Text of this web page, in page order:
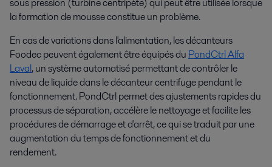
sous pression (turbine centripète) qui peut être utilisée lorsque
la formation de mousse constitue un problème.
En cas de variations dans l'alimentation, les décanteurs
Foodecpeuvent également être équipés du PondCtrl Alfa
Laval, un système automatisé permettant de contrôler le
niveau de liquide dans le décanteur centrifuge pendant le
fonctionnement.PondCtrlpermet des ajustements rapides du
processus de séparation, accélère le nettoyage et facilite les
procédures de démarrage et d'arrêt, ce qui se traduit par une
augmentation du temps de fonctionnement et du
rendement.